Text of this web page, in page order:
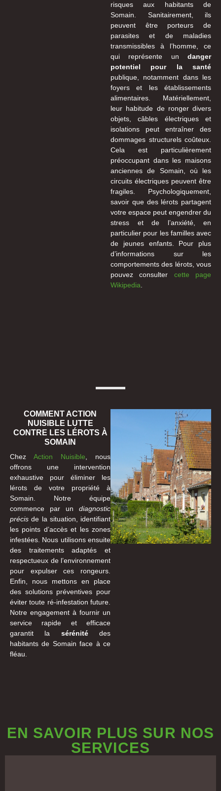
risques aux habitants de
Somain. Sanitairement, ils
peuvent être porteurs de
parasites et de maladies
transmissibles à l’homme, ce
qui représente un danger
potentiel pour la santé
publique, notamment dans les
foyers et les établissements
alimentaires. Matériellement,
leur habitude de ronger divers
objets, câbles électriques et
isolations peut entraîner des
dommages structurels coûteux.
Cela est particulièrement
préoccupant dans les maisons
anciennes de Somain, où les
circuits électriques peuvent être
fragiles. Psychologiquement,
savoir que des lérots partagent
votre espace peut engendrer du
stress et de l’anxiété, en
particulier pour les familles avec
de jeunes enfants. Pour plus
d’informations sur les
comportements des lérots, vous
pouvez consulter cette page
Wikipedia.
COMMENT ACTION
NUISIBLE LUTTE
CONTRE LES LÉROTS À
SOMAIN
Chez Action Nuisible , nous
offrons une intervention
exhaustive pour éliminer les
lérots de votre propriété à
Somain. Notre équipe
commence par un diagnostic
précis de la situation, identifiant
les points d’accès et les zones
infestées. Nous utilisons ensuite
des traitements adaptés et
respectueux de l’environnement
pour expulser ces rongeurs.
Enfin, nous mettons en place
des solutions préventives pour
éviter toute ré-infestation future.
Notre engagement à fournir un
service rapide et efficace
garantit la sérénitédes
habitants de Somain face à ce
fléau.
EN SAVOIR PLUS SUR NOS
SERVICES